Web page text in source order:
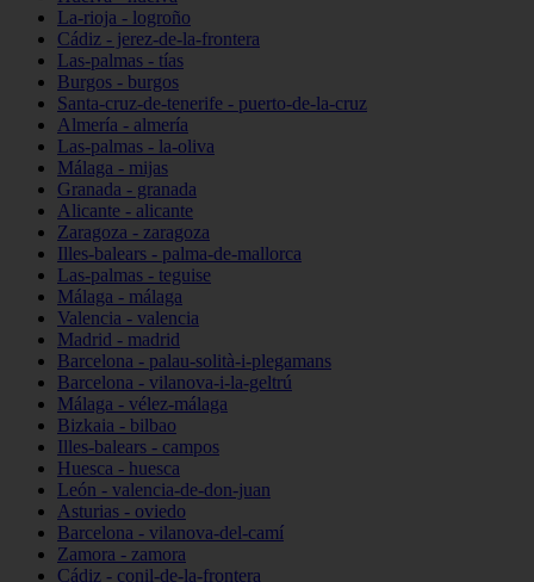
La-rioja - logroño
Cádiz - jerez-de-la-frontera
Las-palmas - tías
Burgos - burgos
Santa-cruz-de-tenerife - puerto-de-la-cruz
Almería - almería
Las-palmas - la-oliva
Málaga - mijas
Granada - granada
Alicante - alicante
Zaragoza - zaragoza
Illes-balears - palma-de-mallorca
Las-palmas - teguise
Málaga - málaga
Valencia - valencia
Madrid - madrid
Barcelona - palau-solità-i-plegamans
Barcelona - vilanova-i-la-geltrú
Málaga - vélez-málaga
Bizkaia - bilbao
Illes-balears - campos
Huesca - huesca
León - valencia-de-don-juan
Asturias - oviedo
Barcelona - vilanova-del-camí
Zamora - zamora
Cádiz - conil-de-la-frontera